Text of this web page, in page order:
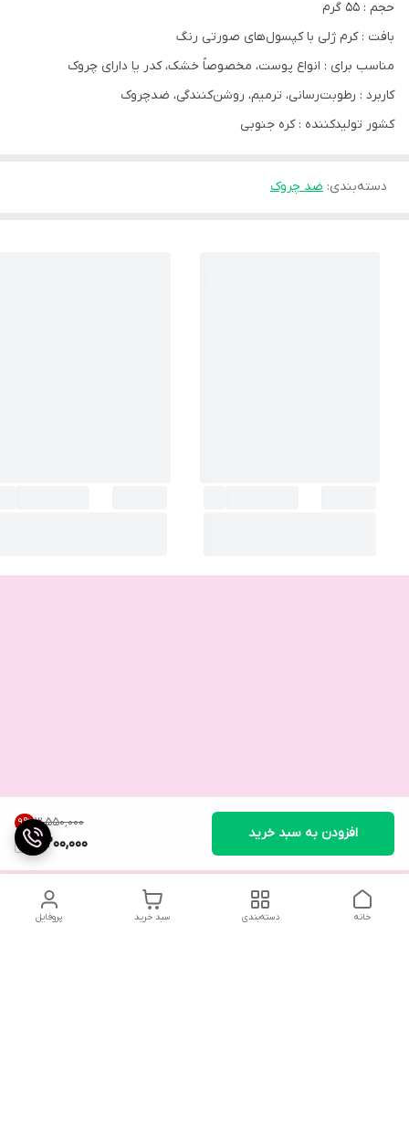
۳٬۵۵۰٬۰۰۰ 9%
3,200,000
افزودن به سبد خرید
حجم : 55 گرم
بافت : کرم ژلی با کپسول‌های صورتی رنگ
مناسب برای : انواع پوست، مخصوصاً خشک، کدر یا دارای چروک
کاربرد : رطوبت‌رسانی، ترمیم، روشن‌کنندگی، ضدچروک
کشور تولیدکننده : کره جنوبی
دسته‌بندی: ضد چروک
پروفایل سبد خرید دسته‌بندی خانه